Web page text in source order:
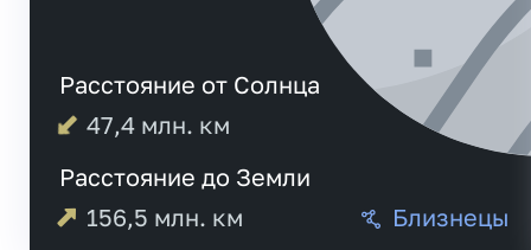
Расстояние от Солнца
47,4 млн. км
Расстояние до Земли
156,5 млн. км Близнецы